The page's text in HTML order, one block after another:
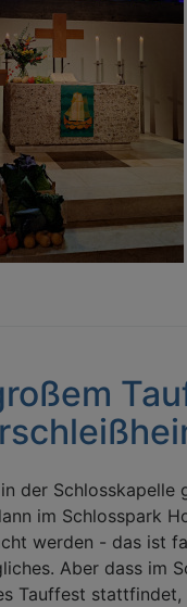
der Schlosskapelle
im Schlosspark
werden - das ist
Aber dass im
Tauffest stattfindet,